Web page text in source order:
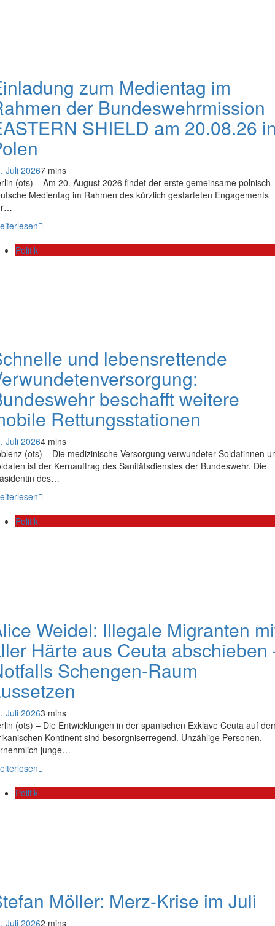
zum Medientag im
der Bundeswehrmission
SHIELD am 20.08.26
Juli 20267 mins
(ots) – Am 20. August 2026 findet der erste gemeinsame polnisch-
Medientag im Rahmen des kürzlich gestarteten Engagements
Politik
und lebensrettende
beschafft weitere
Rettungsstationen
Juli 20264 mins
(ots) – Die medizinische Versorgung verwundeter Soldatinnen
ist der Kernauftrag des Sanitätsdienstes der Bundeswehr. Die
des…
Politik
Weidel: Illegale Migranten
Härte aus Ceuta abschieben
Schengen-Raum
Juli 20263 mins
(ots) – Die Entwicklungen in der spanischen Exklave Ceuta auf
Kontinent sind besorgniserregend. Unzählige Personen,
junge…
Politik
Möller: Merz-Krise im Juli
Juli 20262 mins